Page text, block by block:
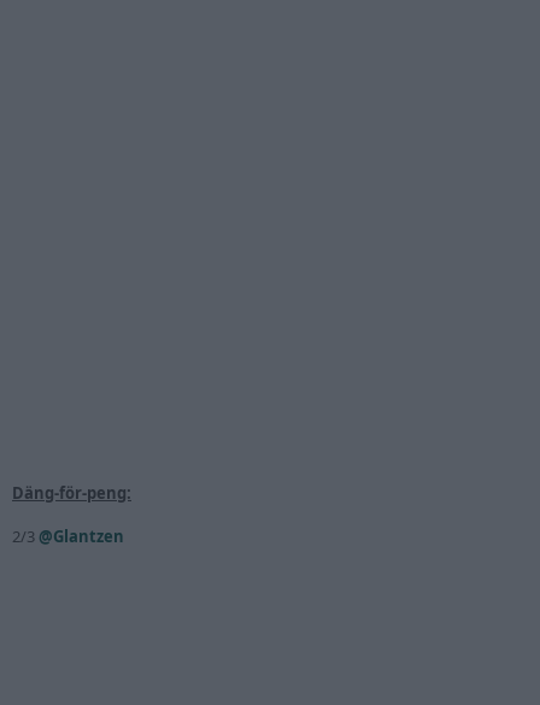
Däng-för-peng:
2/3 @Glantzen